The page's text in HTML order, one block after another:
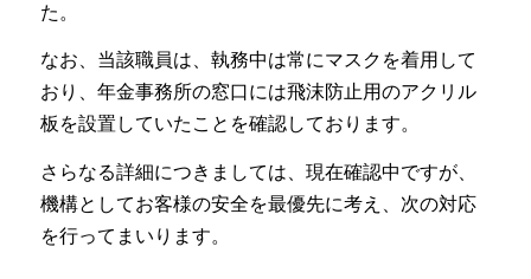
た。
なお、当該職員は、執務中は常にマスクを着用して
おり、年金事務所の窓口には飛沫防止用のアクリル
板を設置していたことを確認しております。
さらなる詳細につきましては、現在確認中ですが、
機構としてお客様の安全を最優先に考え、次の対応
を行ってまいります。